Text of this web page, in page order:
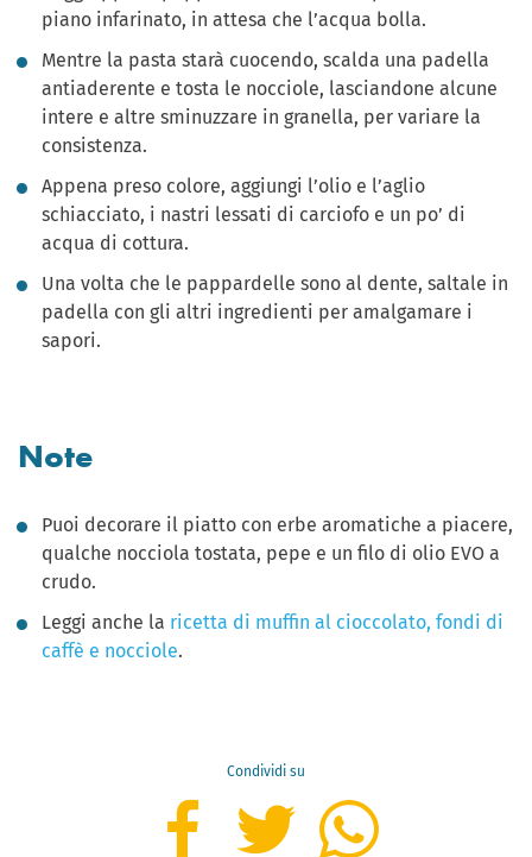
piano infarinato, in attesa che l’acqua bolla.
Mentre la pasta starà cuocendo, scalda una padella
antiaderente e tosta le nocciole, lasciandone alcune
intere e altre sminuzzare in granella, per variare la
consistenza.
Appena preso colore, aggiungi l’olio e l’aglio
schiacciato, i nastri lessati di carciofo e un po’ di
acqua di cottura.
Una volta che le pappardelle sono al dente, saltale in
padella con gli altri ingredienti per amalgamare i
sapori.
Note
Puoi decorare il piatto con erbe aromatiche a piacere,
qualche nocciola tostata, pepe e un filo di olio EVO a
crudo.
Leggi anche la ricetta di muffin al cioccolato, fondi di
caffè e nocciole.
Condividi su